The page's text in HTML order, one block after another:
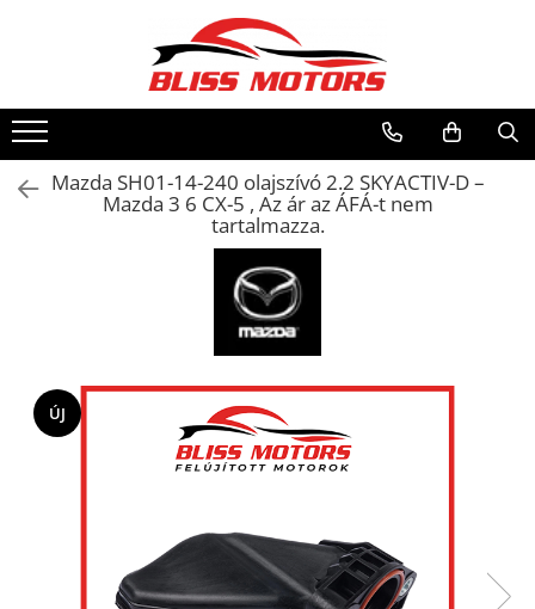
Mazda SH01-14-240 olajszívó 2.2 SKYACTIV-D –
Mazda 3 6 CX-5 , Az ár az ÁFÁ-t nem
tartalmazza.
ÚJ